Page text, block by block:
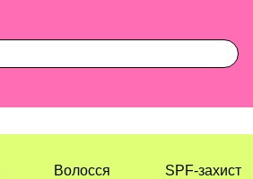
Волосся SPF-захист